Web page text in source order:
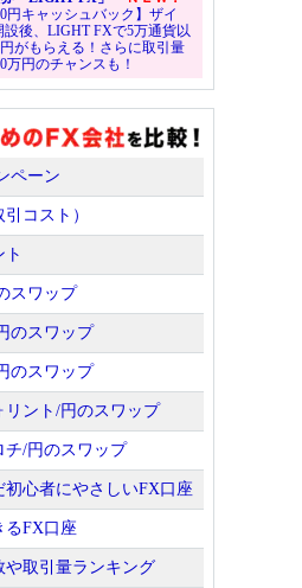
円キャッシュバック】ザイ
後、LIGHT FXで5万通貨以
がもらえる！さらに取引量
万円のチャンスも！
ペーン
コスト）
ト
スワップ
のスワップ
のスワップ
リント/円のスワップ
チ/円のスワップ
初心者にやさしいFX口座
るFX口座
や取引量ランキング